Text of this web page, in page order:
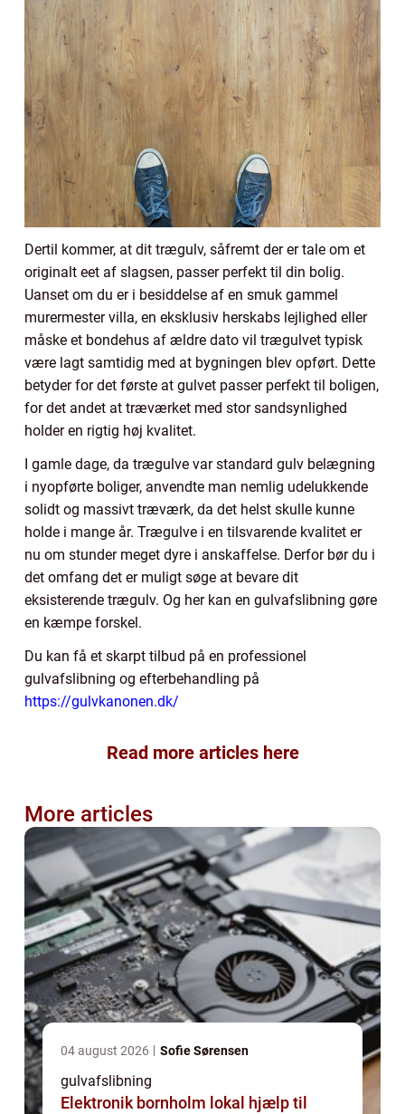
Dertil kommer, at dit trægulv, såfremt der er tale om et
originalt eet af slagsen, passer perfekt til din bolig.
Uanset om du er i besiddelse af en smuk gammel
murermester villa, en eksklusiv herskabs lejlighed eller
måske et bondehus af ældre dato vil trægulvet typisk
være lagt samtidig med at bygningen blev opført. Dette
betyder for det første at gulvet passer perfekt til boligen,
for det andet at træværket med stor sandsynlighed
holder en rigtig høj kvalitet.
I gamle dage, da trægulve var standard gulv belægning
i nyopførte boliger, anvendte man nemlig udelukkende
solidt og massivt træværk, da det helst skulle kunne
holde i mange år. Trægulve i en tilsvarende kvalitet er
nu om stunder meget dyre i anskaffelse. Derfor bør du i
det omfang det er muligt søge at bevare dit
eksisterende trægulv. Og her kan en gulvafslibning gøre
en kæmpe forskel.
Du kan få et skarpt tilbud på en professionel
gulvafslibning og efterbehandling på
https://gulvkanonen.dk/
Read more articles here
More articles
04 august 2026 Sofie Sørensen
gulvafslibning
Elektronik bornholm lokal hjælp til